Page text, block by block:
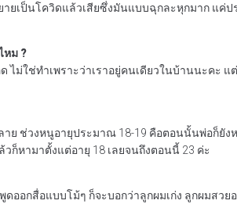
ยเป็นโควิดแล้วเสียซึ่งมันแบบฉุกละหุกมาก แค่
หม ?
ไม่ใช่ทำเพราะว่าเราอยู่คนเดียวในบ้านนะคะ
ช่วงหนูอายุประมาณ 18-19 คือตอนนั้นพ่อก็ยังห
ก็หามาตั้งแต่อายุ 18 เลยจนถึงตอนนี้ 23 ค่ะ
ออกสื่อแบบโม้ๆ ก็จะบอกว่าลูกผมเก่ง ลูกผมส